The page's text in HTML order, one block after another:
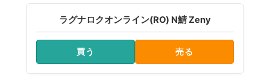
ラグナロクオンライン(RO) N鯖 Zeny
買う 売る